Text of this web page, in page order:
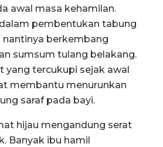
awal masa kehamilan.
pembentukan tabung
nantinya berkembang
sumsum tulang belakang.
yang tercukupi sejak awal
membantu menurunkan
saraf pada bayi.
hijau mengandung serat
Banyak ibu hamil